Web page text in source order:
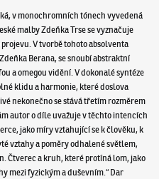
v monochromních tónech vyvedená
malby Zdeňka Trse se vyznačuje
V tvorbě tohoto absolventa
Berana, se snoubí abstraktní
a omegou vidění. V dokonalé syntéze
klidu a harmonie, které doslova
nekonečno se stává třetím rozměrem
autor o díle uvažuje v těchto intencích
jako míry vztahující se k člověku, k
vztahy a poměry odhalené světlem,
Čtverec a kruh, které protíná lom, jako
mezi fyzickým a duševním.“ Dar